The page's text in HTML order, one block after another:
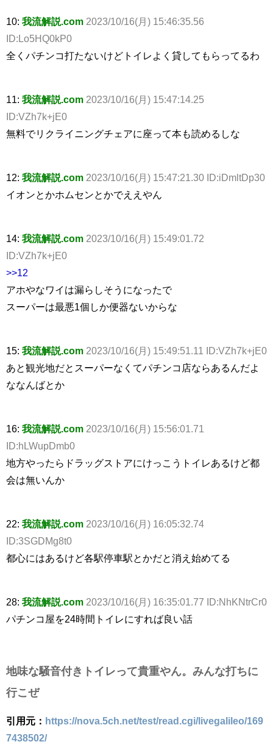
10: 我流解説.com 2023/10/16(月) 15:46:35.56
ID:Lo5HQ0kP0
全くパチンコ打たないけどトイレよく貸してもらってるわ
11: 我流解説.com 2023/10/16(月) 15:47:14.25
ID:VZh7k+jE0
無料でリクライニングチェアに座って本も読めるしな
12: 我流解説.com 2023/10/16(月) 15:47:21.30 ID:iDmltDp30
イオンとかホムセンとかでええやん
14: 我流解説.com 2023/10/16(月) 15:49:01.72
ID:VZh7k+jE0
>>12
アホやなワイは漏らしそうになったで
スーパーは最悪1個しか便器ないからな
15: 我流解説.com 2023/10/16(月) 15:49:51.11 ID:VZh7k+jE0
あと観光地だとスーパーなくてパチンコ店ならあるんだよ
ななんばとか
16: 我流解説.com 2023/10/16(月) 15:56:01.71
ID:hLWupDmb0
地方やったらドラッグストアにけっこうトイレあるけど都
会は無いんか
22: 我流解説.com 2023/10/16(月) 16:05:32.74
ID:3SGDMg8t0
都心にはあるけど各駅停車駅とかだと消え始めてる
28: 我流解説.com 2023/10/16(月) 16:35:01.77 ID:NhKNtrCr0
パチンコ屋を24時間トイレにすれば良い話
地味な騒音付きトイレって貴重やん。みんな打ちに
行こぜ
引用元： https://nova.5ch.net/test/read.cgi/livegalileo/169
7438502/